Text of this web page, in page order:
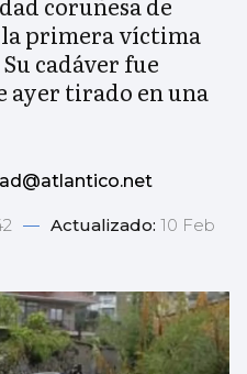
primera víctima
cadáver fue
ayer tirado en una
— Actualizado: 10 Feb